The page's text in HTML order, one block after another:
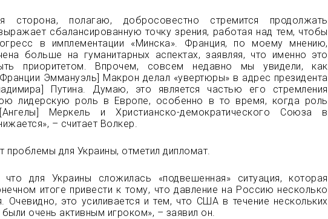
сторона, полагаю, добросовестно стремится продолжать
сбалансированную точку зрения, работая над тем, чтобы
в имплементации «Минска». Франция, по моему мнению,
больше на гуманитарных аспектах, заявляя, что именно это
приоритетом. Впрочем, совсем недавно мы увидели, как
Эммануэль] Макрон делал «увертюры» в адрес президента
Путина. Думаю, это является частью его стремления
лидерскую роль в Европе, особенно в то время, когда роль
Меркель и Христианско-демократического Союза в
– считает Волкер.
проблемы для Украины, отметил дипломат.
для Украины сложилась «подвешенная» ситуация, которая
итоге привести к тому, что давление на Россию несколько
Очевидно, это усиливается и тем, что США в течение нескольких
очень активным игроком», – заявил он.